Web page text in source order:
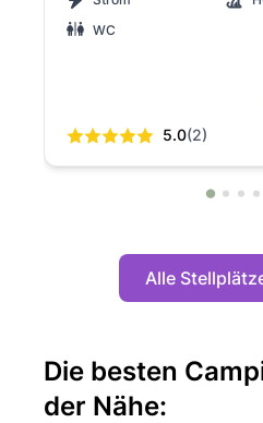
WC
5.0(2)
Alle
Die besten
der Nähe: